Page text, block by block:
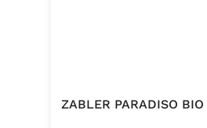
ZABLER PARADISO